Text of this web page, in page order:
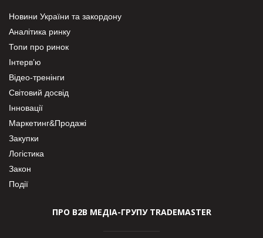
Новини України та закордону
Аналітика ринку
Топи про ринок
Інтерв’ю
Відео-тренінги
Світовий досвід
Інновації
Маркетинг&Продажі
Закупки
Логістика
Закон
Події
ПРО В2В МЕДІА-ГРУПУ TRADEMASTER